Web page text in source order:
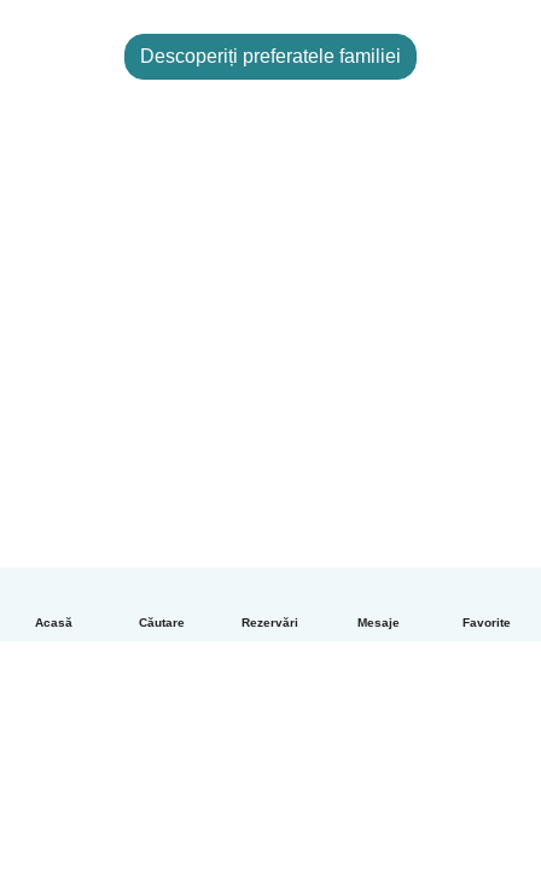
Acasă Căutare Rezervări Mesaje Favorite
Descoperiți preferatele familiei